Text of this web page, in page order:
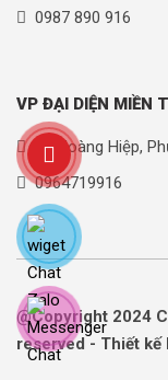
0987 890 916
VP ĐẠI DIỆN MIỀN
90 Hoàng Hiệp,
0964719916
@Copyright 2024
reserved - Thiết kế